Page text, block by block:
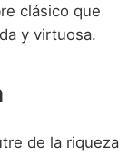
clásico que
y virtuosa.
de la riqueza